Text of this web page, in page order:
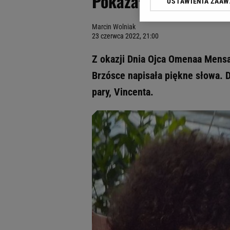
Marcin Wolniak
23 czerwca 2022, 21:00
Z okazji Dnia Ojca Omenaa
Brzósce napisała piękne słowa.
pary, Vincenta.
Klikając „Akceptuję”
odnośnik „Ustawienia
My, nasi Zaufani
Użycie dokładnych
Przechowywanie